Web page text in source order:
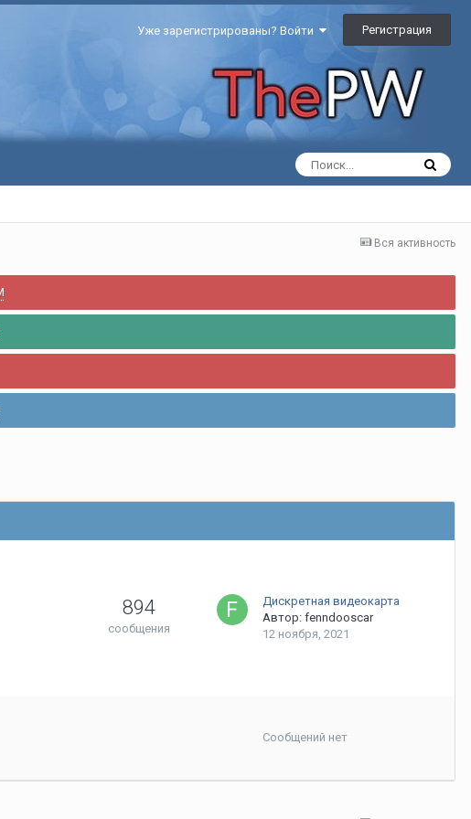
Уже зарегистрированы? Войти Регистрация
Вся активность
894
сообщения
Дискретная видеокарта
Автор: fenndooscar
12 ноября, 2021
Сообщений нет